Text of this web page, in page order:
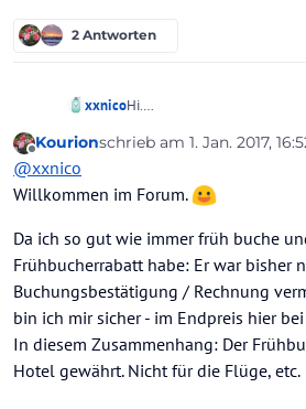
2 Antworten
xxnicoHi.
Laut den Angebotsdetails gibt
Jetzt kam die Rechnung und
vermerkt. laut Holidaycheck
inkludiert. Ergibt für mich
15% teurer sein sollten.
Hat schon irgendjemand
Macht es Sinn da dran zu
LG und schon mal danke für
Offline
Kourionschrieb am 1. Jan. 2017,
zuletzt editiert von
@xxnico
Willkommen im Forum.
Da ich so gut wie immer früh buche
Frühbucherrabatt habe: Er war bisher
Buchungsbestätigung / Rechnung
bin ich mir sicher - im Endpreis hier
In diesem Zusammenhang: Der
Hotel gewährt. Nicht für die Flüge, etc.